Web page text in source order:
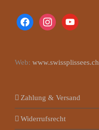
facebookinstagramyoutube
Web: www.swissplissees.ch
Zahlung & Versand
Widerrufsrecht